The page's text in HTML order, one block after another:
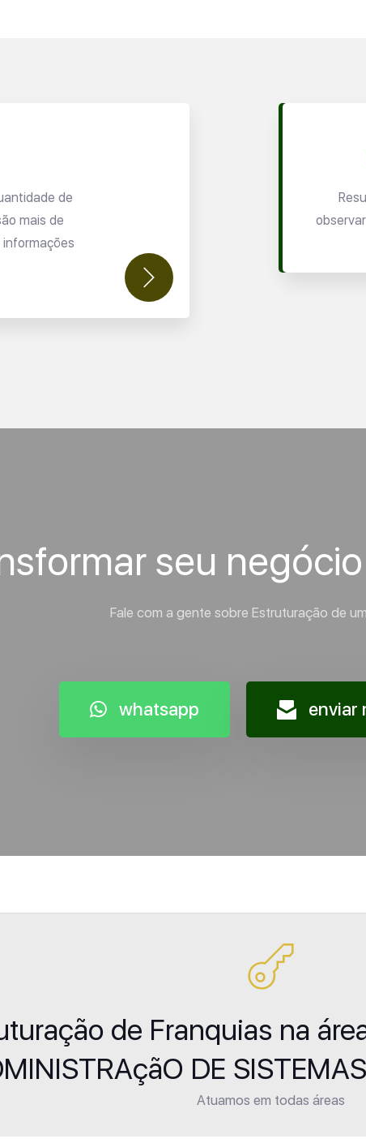
de
mais de
seu
Fale com a gente sobre Estruturação de
whatsapp enviar
de Franquias na
DE
Atuamos em todas áreas